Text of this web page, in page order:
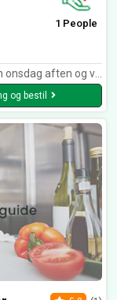
1 People
var pandekager med is og dejlig chokoladesovs til og vi kunne næsten trille derfra :-D Derudover en særdeles venlig og smilende tjener, så vi kan bestemt anbefale restaurant Italy!
og bestil